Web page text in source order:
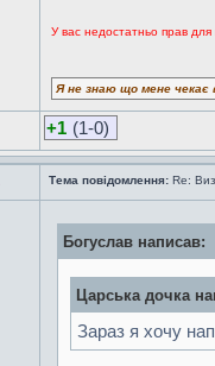
У вас недостатньо прав для
Я не знаю що мене чекає
+1 (1-0)
Тема повідомлення: Re:
Богуслав написав:
Царська дочка
Зараз я хочу